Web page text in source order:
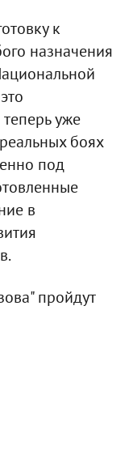
к
назначения
уже
боях
под
в
пройдут